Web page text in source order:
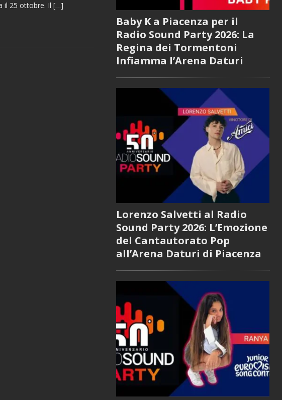
il 25 ottobre. Il […]
Baby K a Piacenza per il
Radio Sound Party 2026: La
Regina dei Tormentoni
Infiamma l’Arena Daturi
Lorenzo Salvetti al Radio
Sound Party 2026: L’Emozione
del Cantautorato Pop
all’Arena Daturi di Piacenza